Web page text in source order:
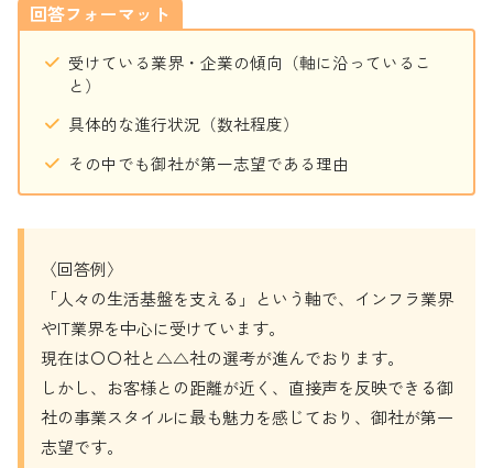
回答フォーマット
受けている業界・企業の傾向（軸に沿っているこ
と）
具体的な進行状況（数社程度）
その中でも御社が第一志望である理由
〈回答例〉
「人々の生活基盤を支える」という軸で、インフラ業界
やIT業界を中心に受けています。
現在は〇〇社と△△社の選考が進んでおります。
しかし、お客様との距離が近く、直接声を反映できる御
社の事業スタイルに最も魅力を感じており、御社が第一
志望です。